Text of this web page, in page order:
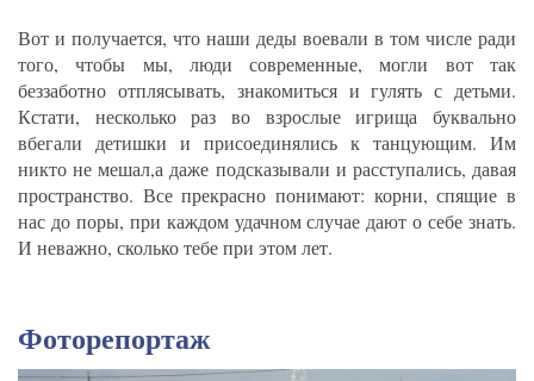
Вот и получается, что наши деды воевали в том числе ради
того, чтобы мы, люди современные, могли вот так
беззаботно отплясывать, знакомиться и гулять с детьми.
Кстати, несколько раз во взрослые игрища буквально
вбегали детишки и присоединялись к танцующим. Им
никто не мешал,а даже подсказывали и расступались, давая
пространство. Все прекрасно понимают: корни, спящие в
нас до поры, при каждом удачном случае дают о себе знать.
И неважно, сколько тебе при этом лет.
Фоторепортаж